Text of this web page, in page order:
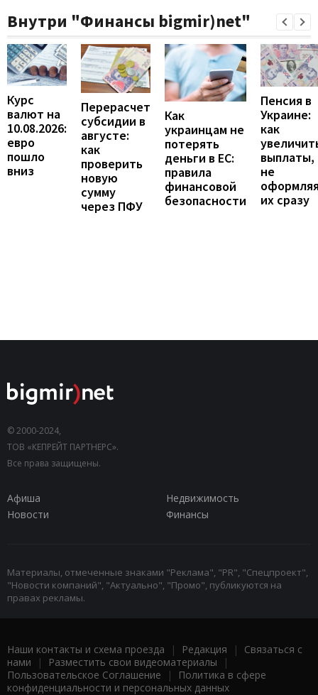
Внутри "Финансы bigmir)net"
Курс
валют на
10.08.2026:
евро
пошло
вниз
Перерасчет
субсидии в
августе:
как
проверить
новую
сумму
через ПФУ
Как
украинцам не
потерять
деньги в ЕС:
правила
финансовой
безопасности
Пенсия в
Украине:
как
выплаты,
не
их сразу
© 2000-2024,
ТОВ «КЕПРЕЙТ ПАРТНЕРС».
Все права защищены.
Афиша
Недвижимость
Новости
Финансы
Материалы, отмеченные знаками "Реклама", "PR", "Спецпроект",
"Новости компаний", "Актуально", "Промо", публикуются на
правах рекламы.
Наши контакты и схема проезда | Редакция | Связаться с
нами | Разместить свои видеоматериалы |
Пользовательское Соглашение |
Политика в сфере
конфиденциальности и персональных данных